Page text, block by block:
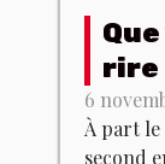
rire
6
À part le
second